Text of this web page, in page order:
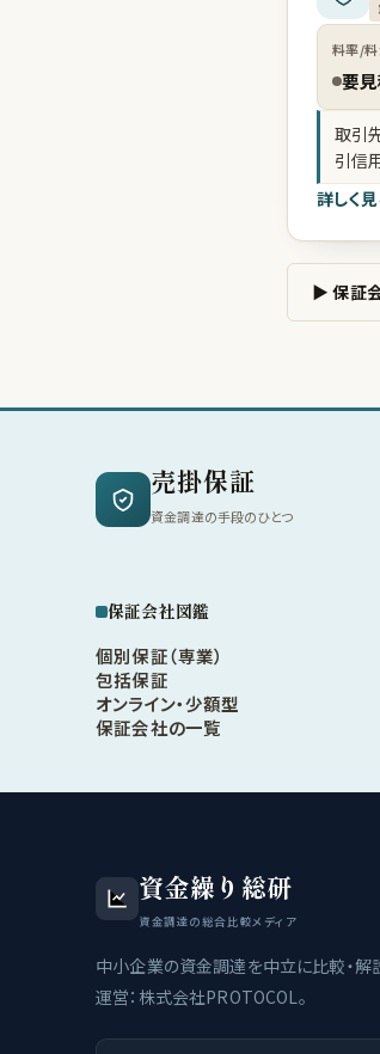
料率/
要
取引
引信
詳しく
▶ 保証会
売掛保証
資金調達の手段のひとつ
保証会社図鑑
個別保証（専業）
包括保証
オンライン・少額型
保証会社の一覧
資金繰り総研
資金調達の総合比較メディア
中小企業の資金調達を中立に比較・解
運営：株式会社PROTOCOL。